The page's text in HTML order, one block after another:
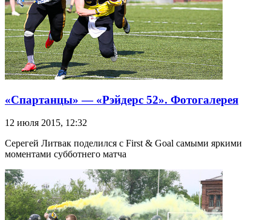
«Спартанцы» — «Рэйдерс 52». Фотогалерея
12 июля 2015, 12:32
Серегей Литвак поделился с First & Goal самыми яркими
моментами субботнего матча